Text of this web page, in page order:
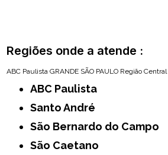
Regiões onde a atende :
ABC Paulista GRANDE SÃO PAULO Região Central
ABC Paulista
Santo André
São Bernardo do Campo
São Caetano